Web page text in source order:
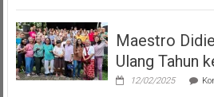
Maestro
Ulang Tahun
12/02/2025